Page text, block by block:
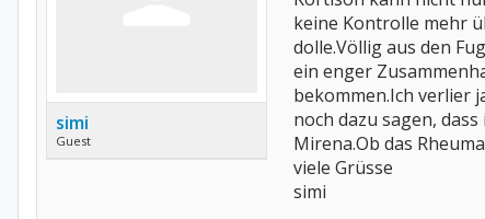
simi
Guest
keine Kontrolle mehr
dolle.Völlig aus den
ein enger
bekommen.Ich verlier
noch dazu sagen,
Mirena.Ob das
viele Grüsse
simi